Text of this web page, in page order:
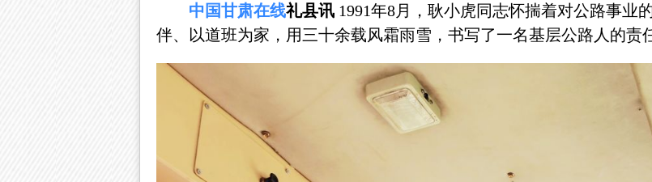
中国甘肃在线礼县讯 1991年8月，耿小虎同志怀揣着对公路事业
伴、以道班为家，用三十余载风霜雨雪，书写了一名基层公路人的责